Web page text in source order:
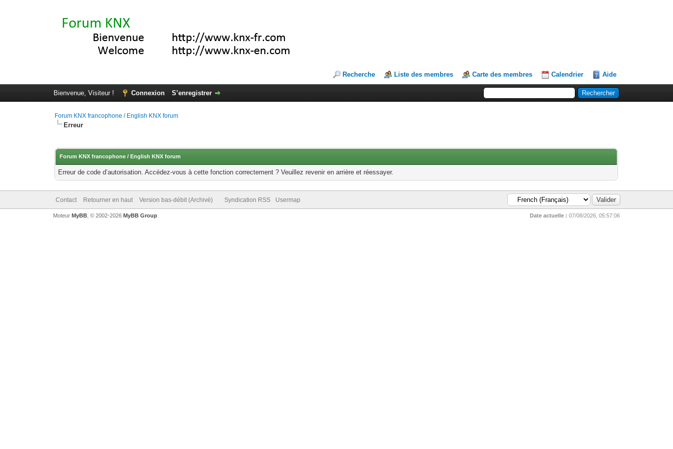
Recherche Liste des membres Carte des membres Calendrier Aide
Bienvenue, Visiteur ! Connexion S’enregistrer
Forum KNX francophone / English KNX forum
Erreur
Forum KNX francophone / English KNX forum
Erreur de code d’autorisation. Accédez-vous à cette fonction correctement ? Veuillez revenir en arrière et réessayer.
Contact Retourner en haut Version bas-débit (Archivé) Syndication RSS Usermap
Date actuelle : 07/08/2026, 05:57:06
Moteur MyBB, © 2002-2026 MyBB Group.